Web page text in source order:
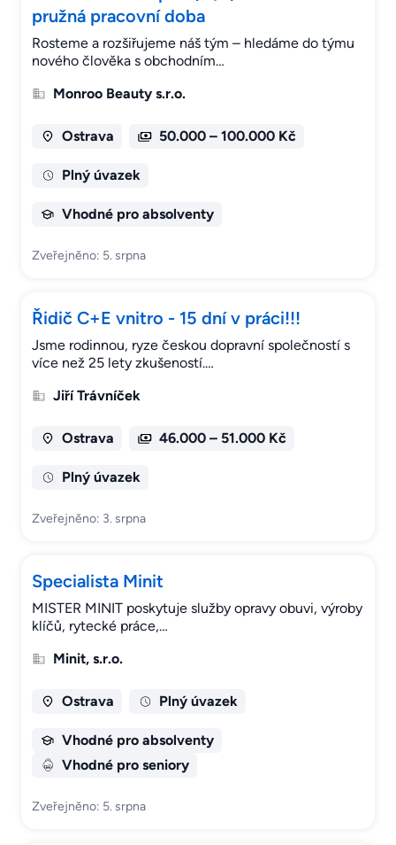
pružná pracovní doba
Rosteme a rozšiřujeme náš tým – hledáme do týmu
nového člověka s obchodním…
Monroo Beauty s.r.o.
Ostrava 50.000 – 100.000 Kč
Plný úvazek
Vhodné pro absolventy
Zveřejněno: 5. srpna
Řidič C+E vnitro - 15 dní v práci!!!
Jsme rodinnou, ryze českou dopravní společností s
více než 25 lety zkušeností.…
Jiří Trávníček
Ostrava 46.000 – 51.000 Kč
Plný úvazek
Zveřejněno: 3. srpna
Specialista Minit
MISTER MINIT poskytuje služby opravy obuvi, výroby
klíčů, rytecké práce,…
Minit, s.r.o.
Ostrava Plný úvazek
Vhodné pro absolventy
Vhodné pro seniory
Zveřejněno: 5. srpna